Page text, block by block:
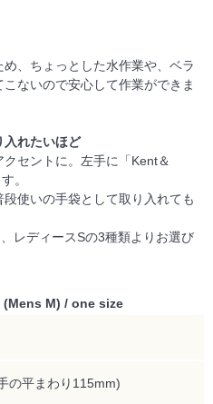
、ちょっとした水作業や、ベラ
ないので安心して作業ができま
入れたいほど
セントに。左手に「Kent＆
。
使いの手袋として取り入れても
レディースSの3種類よりお選び
(Mens M) / one size
の平まわり115mm)